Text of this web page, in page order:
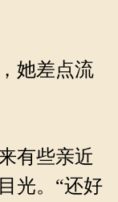
她差点流
有些亲近
光。“还好